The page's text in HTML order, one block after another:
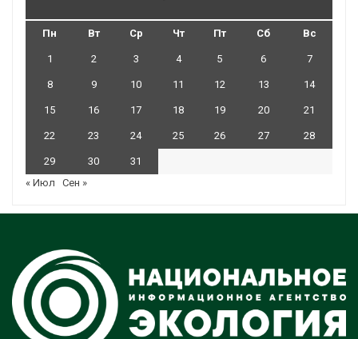
Пн Вт Ср Чт Пт Сб Вс
1 2 3 4 5 6 7
8 9 10 11 12 13 14
15 16 17 18 19 20 21
22 23 24 25 26 27 28
29 30
31
« Июл
Сен »